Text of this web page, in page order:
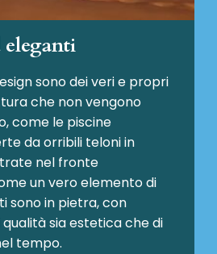
eleganti
sono dei veri e propri
che non vengono
come le piscine
da orribili teloni in
nel fronte
un vero elemento di
sono in pietra, con
sia estetica che di
tempo.